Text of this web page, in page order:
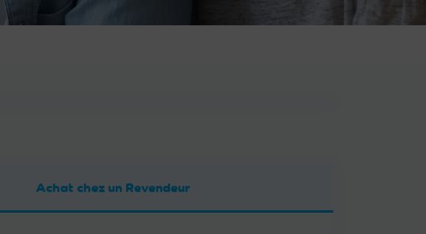
Achat chez un Revendeur